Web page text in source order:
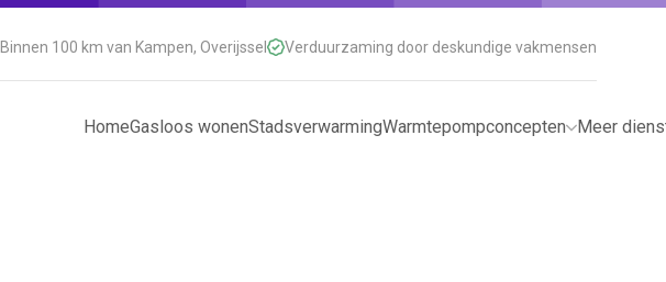
Binnen 100 km van Kampen, Overijssel Verduurzaming door deskundige vakmensen
HomeGasloos wonenStadsverwarmingWarmtepompconcepten Meer